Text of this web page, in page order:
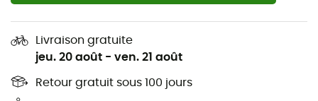
Livraison gratuite
jeu. 20 août - ven. 21 août
Retour gratuit sous 100 jours
Matières : polyamide
Norme : EN 564